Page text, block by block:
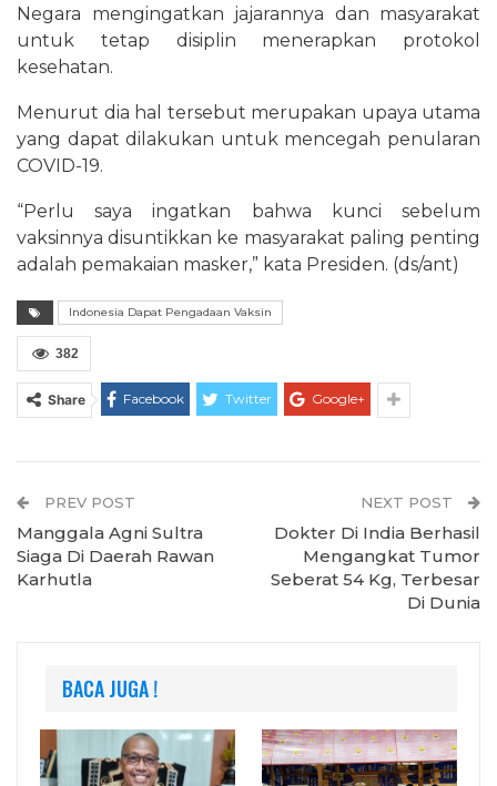
Negara mengingatkan jajarannya dan masyarakat
untuk tetap disiplin menerapkan protokol
kesehatan.
Menurut dia hal tersebut merupakan upaya utama
yang dapat dilakukan untuk mencegah penularan
COVID-19.
“Perlu saya ingatkan bahwa kunci sebelum
vaksinnya disuntikkan ke masyarakat paling penting
adalah pemakaian masker,” kata Presiden. (ds/ant)
Indonesia Dapat Pengadaan Vaksin
382
Share Facebook Twitter Google+
PREV POST
Manggala Agni Sultra
Siaga Di Daerah Rawan
Karhutla
NEXT POST
Dokter Di India Berhasil
Mengangkat Tumor
Seberat 54 Kg, Terbesar
Di Dunia
BACA JUGA !